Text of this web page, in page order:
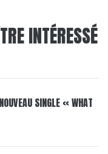
INTÉRESSÉ
SINGLE « WHAT